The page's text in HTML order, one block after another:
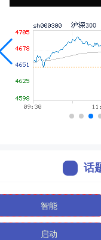
话
智能
启动